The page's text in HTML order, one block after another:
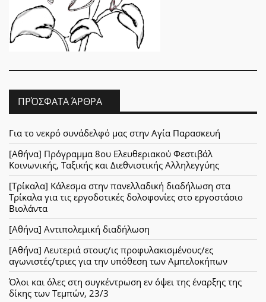
ΠΡΌΣΦΑΤΑ ΆΡΘΡΑ
Για το νεκρό συνάδελφό μας στην Αγία Παρασκευή
[Αθήνα] Πρόγραμμα 8ου Ελευθεριακού Φεστιβάλ
Κοινωνικής, Ταξικής και Διεθνιστικής Αλληλεγγύης
[Τρίκαλα] Κάλεσμα στην πανελλαδική διαδήλωση στα
Τρίκαλα για τις εργοδοτικές δολοφονίες στο εργοστάσιο
Βιολάντα
[Αθήνα] Αντιπολεμική διαδήλωση
[Αθήνα] Λευτεριά στους/ις προφυλακισμένους/ες
αγωνιστές/τριες για την υπόθεση των Αμπελοκήπων
Όλοι και όλες στη συγκέντρωση εν όψει της έναρξης της
δίκης των Τεμπών, 23/3